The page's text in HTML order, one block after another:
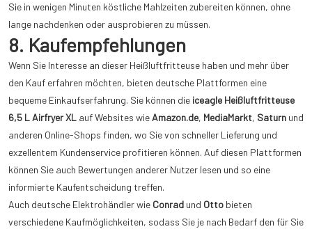
Sie in wenigen Minuten köstliche Mahlzeiten zubereiten können, ohne
lange nachdenken oder ausprobieren zu müssen.
8. Kaufempfehlungen
Wenn Sie Interesse an dieser Heißluftfritteuse haben und mehr über
den Kauf erfahren möchten, bieten deutsche Plattformen eine
bequeme Einkaufserfahrung. Sie können die iceagle Heißluftfritteuse
6,5 L Airfryer XL auf Websites wieAmazon.de, MediaMarkt, Saturn und
anderen Online-Shops finden, wo Sie von schneller Lieferung und
exzellentem Kundenservice profitieren können. Auf diesen Plattformen
können Sie auch Bewertungen anderer Nutzer lesen und so eine
informierte Kaufentscheidung treffen.
Auch deutsche Elektrohändler wie Conrad und Otto bieten
verschiedene Kaufmöglichkeiten, sodass Sie je nach Bedarf den für Sie